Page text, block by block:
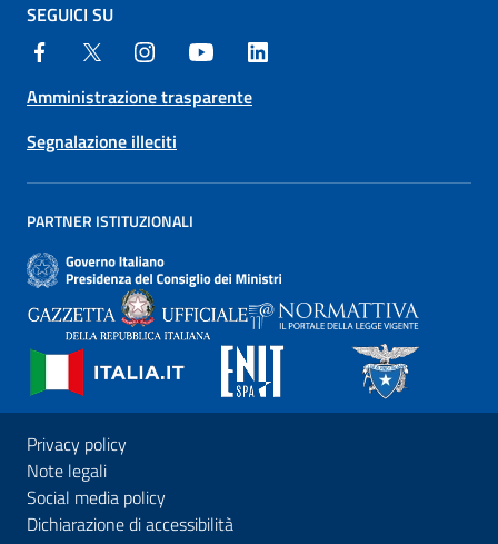
SEGUICI SU
Amministrazione trasparente
Segnalazione illeciti
PARTNER ISTITUZIONALI
Privacy policy
Note legali
Social media policy
Dichiarazione di accessibilità